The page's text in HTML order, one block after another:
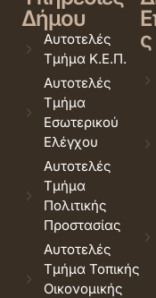
Δήμου
Αυτοτελές
Τμήμα Κ.Ε.Π.
Αυτοτελές
Τμήμα
Εσωτερικού
Ελέγχου
Αυτοτελές
Τμήμα
Πολιτικής
Προστασίας
Αυτοτελές
Τμήμα Τοπικής
Οικονομικής